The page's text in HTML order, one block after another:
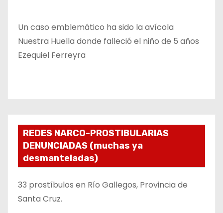
Un caso emblemático ha sido la avícola
Nuestra Huella donde falleció el niño de 5 años
Ezequiel Ferreyra
REDES NARCO-PROSTIBULARIAS
DENUNCIADAS (muchas ya
desmanteladas)
33 prostíbulos en Río Gallegos, Provincia de
Santa Cruz.